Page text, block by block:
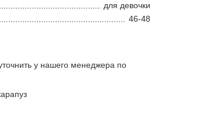
для девочки
46-48
у нашего менеджера по